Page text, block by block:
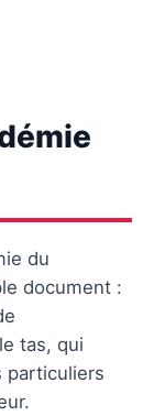
du
document :
tas, qui
particuliers